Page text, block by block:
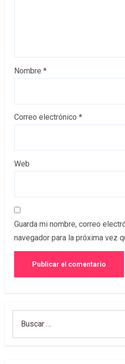
Nombre *
Correo electrónico *
Web
Guarda mi nombre, correo
navegador para la próxima vez